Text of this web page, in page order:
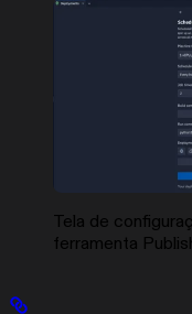
Tela de
ferramenta